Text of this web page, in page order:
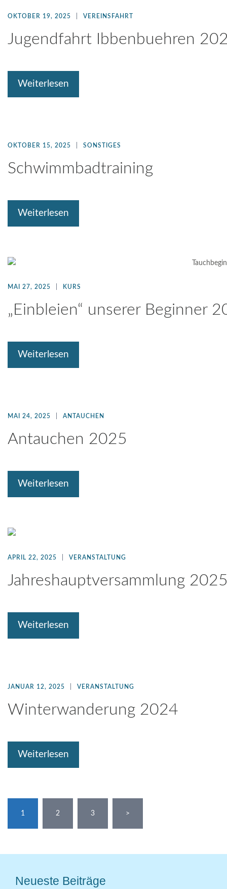
OKTOBER 19, 2025 VEREINSFAHRT
Jugendfahrt Ibbenbuehren
Weiterlesen
OKTOBER 15, 2025 SONSTIGES
Schwimmbadtraining
Weiterlesen
MAI 27, 2025 KURS
„Einbleien“ unserer Beginner
Weiterlesen
MAI 24, 2025 ANTAUCHEN
Antauchen 2025
Weiterlesen
APRIL 22, 2025 VERANSTALTUNG
Jahreshauptversammlung
Weiterlesen
JANUAR 12, 2025 VERANSTALTUNG
Winterwanderung 2024
Weiterlesen
1 2 3 >
Neueste Beiträge